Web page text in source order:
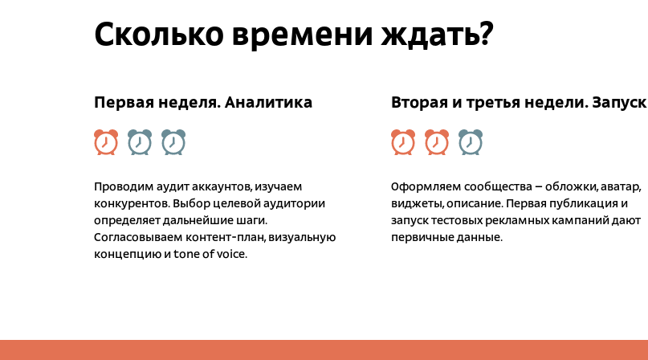
Сколько времени ждать?
Первая неделя. Аналитика
Проводим аудит аккаунтов, изучаем
конкурентов. Выбор целевой аудитории
определяет дальнейшие шаги.
Согласовываем контент-план, визуальную
концепцию и tone of voice.
Вторая и третья недели. Запуск
Оформляем сообщества – обложки, аватар,
виджеты, описание. Первая публикация и
запуск тестовых рекламных кампаний дают
первичные данные.